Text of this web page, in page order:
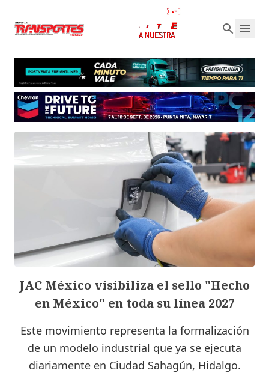
JAC México visibiliza el sello "Hecho
en México" en toda su línea 2027
Este movimiento representa la formalización
de un modelo industrial que ya se ejecuta
diariamente en Ciudad Sahagún, Hidalgo.